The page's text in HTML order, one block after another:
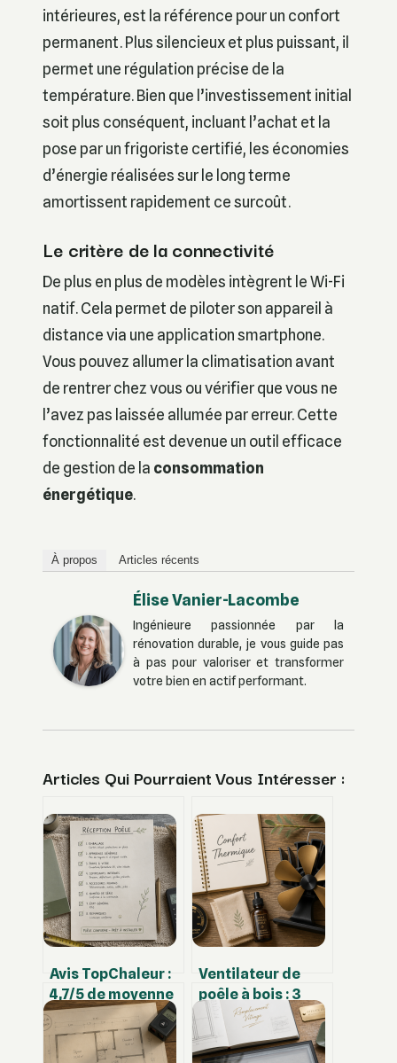
intérieures, est la référence pour un confort
permanent. Plus silencieux et plus puissant, il
permet une régulation précise de la
température. Bien que l’investissement initial
soit plus conséquent, incluant l’achat et la
pose par un frigoriste certifié, les économies
d’énergie réalisées sur le long terme
amortissent rapidement ce surcoût.
Le critère de la connectivité
De plus en plus de modèles intègrent le Wi-Fi
natif. Cela permet de piloter son appareil à
distance via une application smartphone.
Vous pouvez allumer la climatisation avant
de rentrer chez vous ou vérifier que vous ne
l’avez pas laissée allumée par erreur. Cette
fonctionnalité est devenue un outil efficace
de gestion de la consommation
énergétique.
À propos Articles récents
Élise Vanier-Lacombe
Ingénieure passionnée par la
rénovation durable, je vous guide pas
à pas pour valoriser et transformer
votre bien en actif performant.
Articles Qui Pourraient Vous Intéresser :
Avis TopChaleur :
4,7/5 de moyenne
et 3 points de
vigilance avant
votre commande
Ventilateur de
poêle à bois : 3
degrés de plus
sans électricité
grâce à la